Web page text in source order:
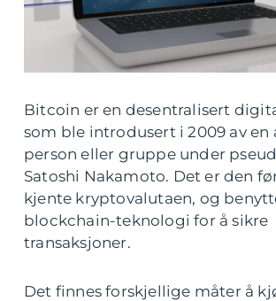
Bitcoin er en desentralisert
som ble introdusert i 2009 av en
person eller gruppe under
Satoshi Nakamoto. Det er den
kjente kryptovalutaen, og
blockchain-teknologi for å sikre
transaksjoner.
Det finnes forskjellige måter å